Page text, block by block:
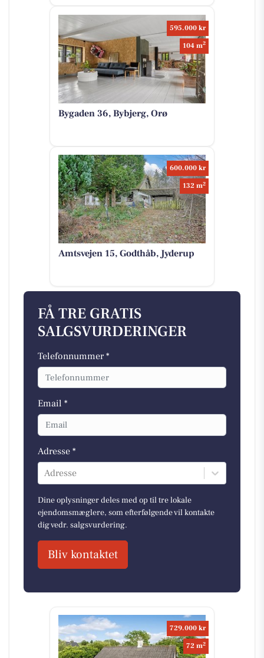
595.000 kr
104 m2
Bygaden 36, Bybjerg, Orø
600.000 kr
132 m2
Amtsvejen 15, Godthåb, Jyderup
FÅ TRE GRATIS
SALGSVURDERINGER
Telefonnummer *
Email *
Adresse *
Adresse
Dine oplysninger deles med op til tre lokale
ejendomsmæglere, som efterfølgende vil kontakte
dig vedr. salgsvurdering.
Bliv kontaktet
729.000 kr
72 m2